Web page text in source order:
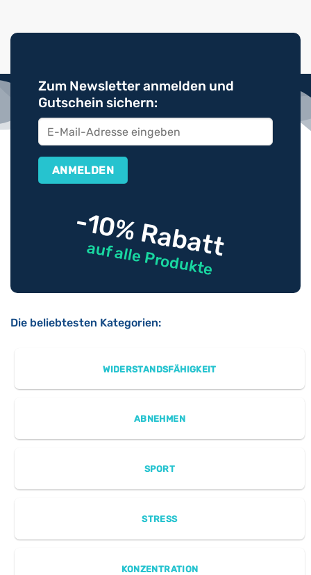
Zum Newsletter anmelden und
Gutschein sichern:
-10% Rabatt
auf alle Produkte
Die beliebtesten Kategorien:
WIDERSTANDSFÄHIGKEIT
ABNEHMEN
SPORT
STRESS
KONZENTRATION